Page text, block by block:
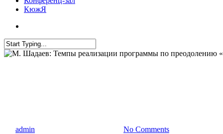
КюжЯ
admin No Comments